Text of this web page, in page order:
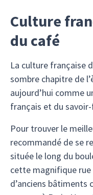
Culture
du café
La culture française
sombre chapitre de
aujourd’hui comme
français et du
Pour trouver le
recommandé de se
située le long du
cette magnifique rue
d’anciens bâtiments